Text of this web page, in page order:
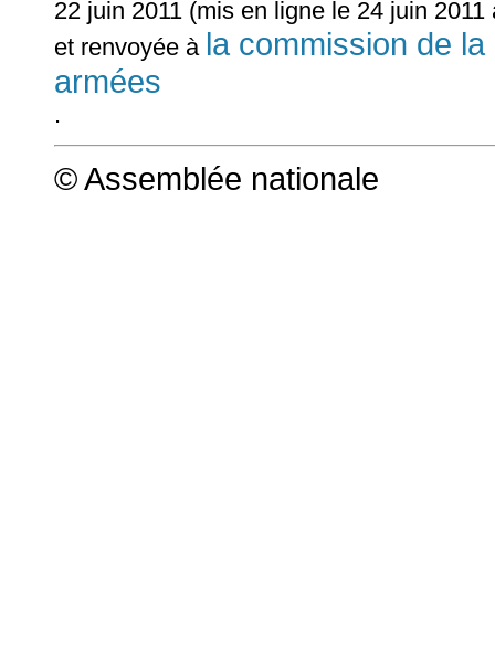
22 juin 2011 (mis en ligne le 24 juin 2011
et renvoyée à la commission de
armées
.
© Assemblée nationale